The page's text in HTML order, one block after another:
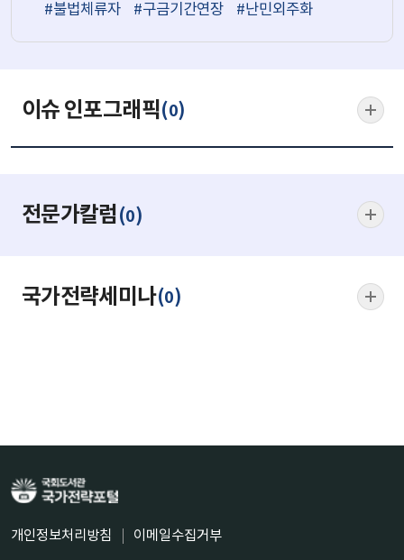
#불법체류자
#구금기간연장 #난민외주화
이슈 인포그래픽(0)
전문가칼럼(0)
국가전략세미나(0)
개인정보처리방침 이메일수집거부